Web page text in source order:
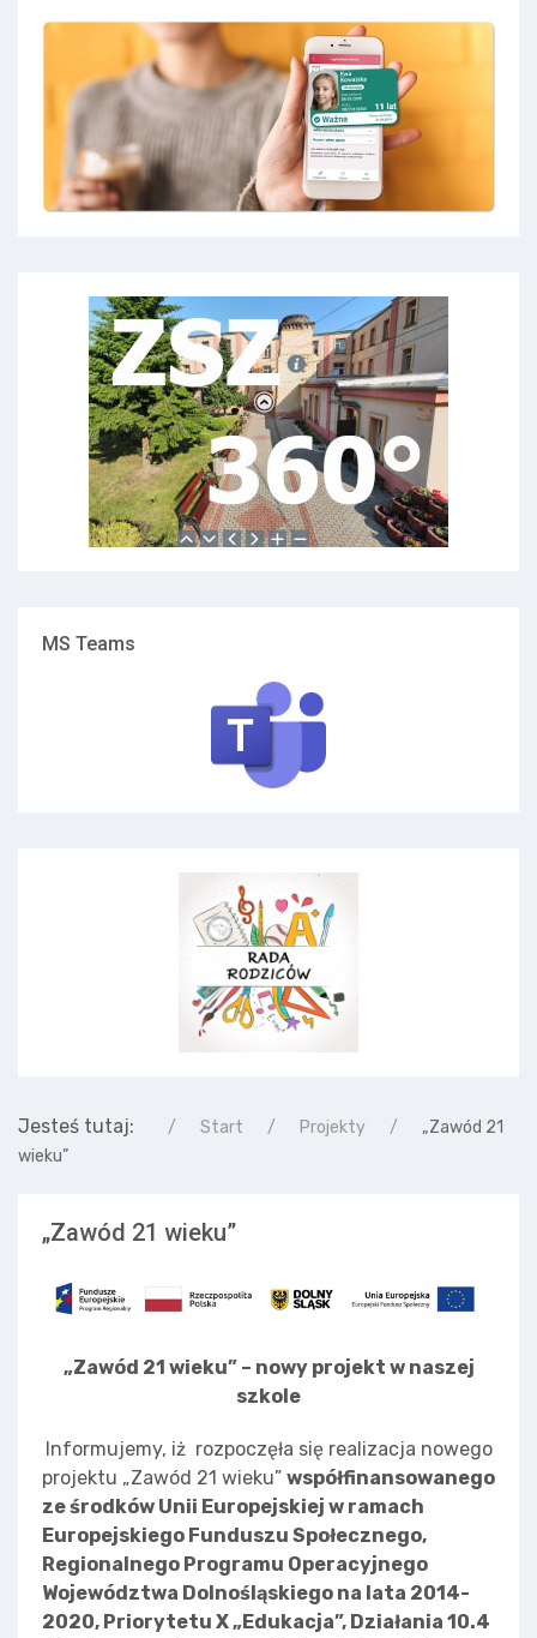
MS Teams
Jesteś tutaj: Start Projekty
„Zawód 21
wieku”
„Zawód 21 wieku”
„Zawód 21 wieku” – nowy projekt w naszej
szkole
Informujemy, iż rozpoczęła się realizacja nowego
projektu „Zawód 21 wieku” współfinansowanego
ze środków Unii Europejskiej w ramach
Europejskiego Funduszu Społecznego,
Regionalnego Programu Operacyjnego
Województwa Dolnośląskiego na lata 2014-
2020, Priorytetu X „Edukacja”, Działania 10.4